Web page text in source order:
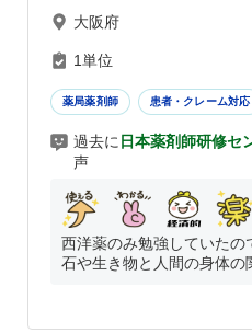
大阪府
1単位
薬局薬剤師 患者・クレーム対応
過去に 日本薬剤師研修セ
声
西洋薬のみ勉強していた
石や生き物と人間の身体の